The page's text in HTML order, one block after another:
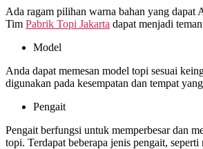
Ada ragam pilihan warna bahan yang dapat
Tim Pabrik Topi Jakarta dapat menjadi
Model
Anda dapat memesan model topi sesuai
digunakan pada kesempatan dan tempat
Pengait
Pengait berfungsi untuk memperbesar dan
topi. Terdapat beberapa jenis pengait,